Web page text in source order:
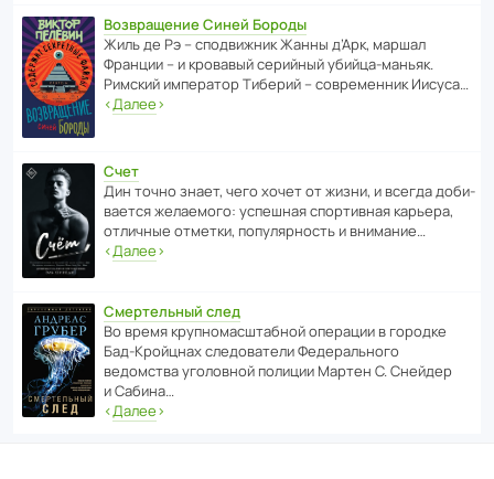
Возвращение Синей Бороды
Жиль де Рэ – спод­ви­жник Жанны д’Арк, маршал
Франции – и кровавый серийный убийца-маньяк.
Римский импе­ратор Тиберий – совре­менник Иисуса…
‹Далее›
Счет
Дин точно знает, чего хочет от жизни, и всегда доби­
ва­ется жела­е­мого: успе­шная спор­ти­вная карьера,
отли­чные отметки, попу­ля­р­ность и внимание…
‹Далее›
Смертельный след
Во время круп­но­мас­ш­та­бной операции в городке
Бад‑Крой­цнах следо­ва­тели Феде­раль­ного
ведомства уголо­вной полиции Мартен С. Снейдер
и Сабина…
‹Далее›